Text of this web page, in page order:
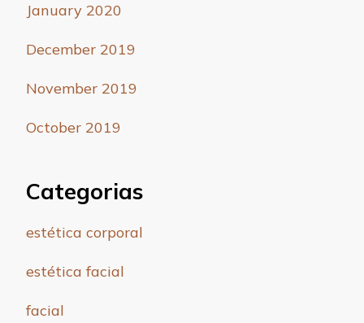
January 2020
December 2019
November 2019
October 2019
Categorias
estética corporal
estética facial
facial